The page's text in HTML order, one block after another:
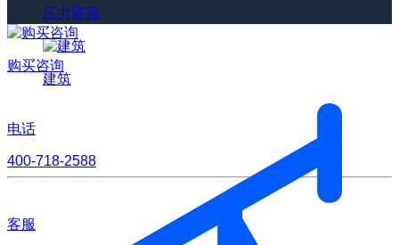
压力容器
建筑
购买咨询
电话
400-718-2588
客服